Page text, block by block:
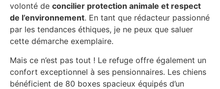
volonté de concilier protection animale et respect
de l’environnement. En tant que rédacteur passionné
par les tendances éthiques, je ne peux que saluer
cette démarche exemplaire.
Mais ce n’est pas tout ! Le refuge offre également un
confort exceptionnel à ses pensionnaires. Les chiens
bénéficient de 80 boxes spacieux équipés d’un